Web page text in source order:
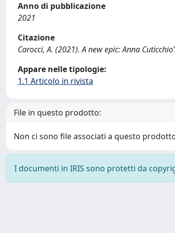
Anno di pubblicazione
2021
Citazione
Carocci, A. (2021). A new epic: Anna
Appare nelle tipologie:
1.1 Articolo in rivista
File in questo prodotto:
Non ci sono file associati a questo
I documenti in IRIS sono protetti da